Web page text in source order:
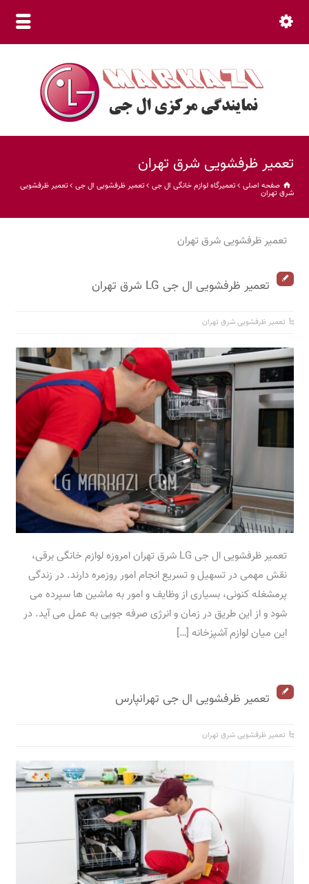
تعمیر ظرفشویی شرق تهران
صفحه اصلی تعمیرگاه لوازم خانگی ال جی تعمیر ظرفشویی ال جی تعمیر ظرفشویی
شرق تهران
تعمیر ظرفشویی شرق تهران
تعمیر ظرفشویی ال جی LG شرق تهران
تعمیر ظرفشویی شرق تهران
تعمیر ظرفشویی ال جی LG شرق تهران امروزه لوازم خانگی برقی،
نقش مهمی در تسهیل و تسریع انجام امور روزمره دارند. در زندگی
پرمشغله کنونی، بسیاری از وظایف و امور به ماشین ها سپرده می
شود و از این طریق در زمان و انرژی صرفه جویی به عمل می آید. در
این میان لوازم آشپزخانه […]
تعمیر ظرفشویی ال جی تهرانپارس
تعمیر ظرفشویی شرق تهران